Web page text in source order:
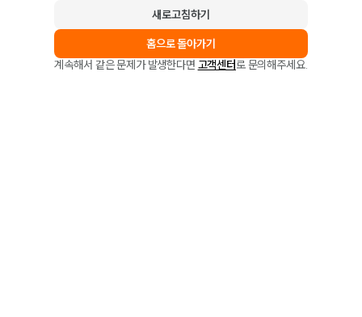
새로고침하기
홈으로 돌아가기
계속해서 같은 문제가 발생한다면 고객센터로 문의해주세요.